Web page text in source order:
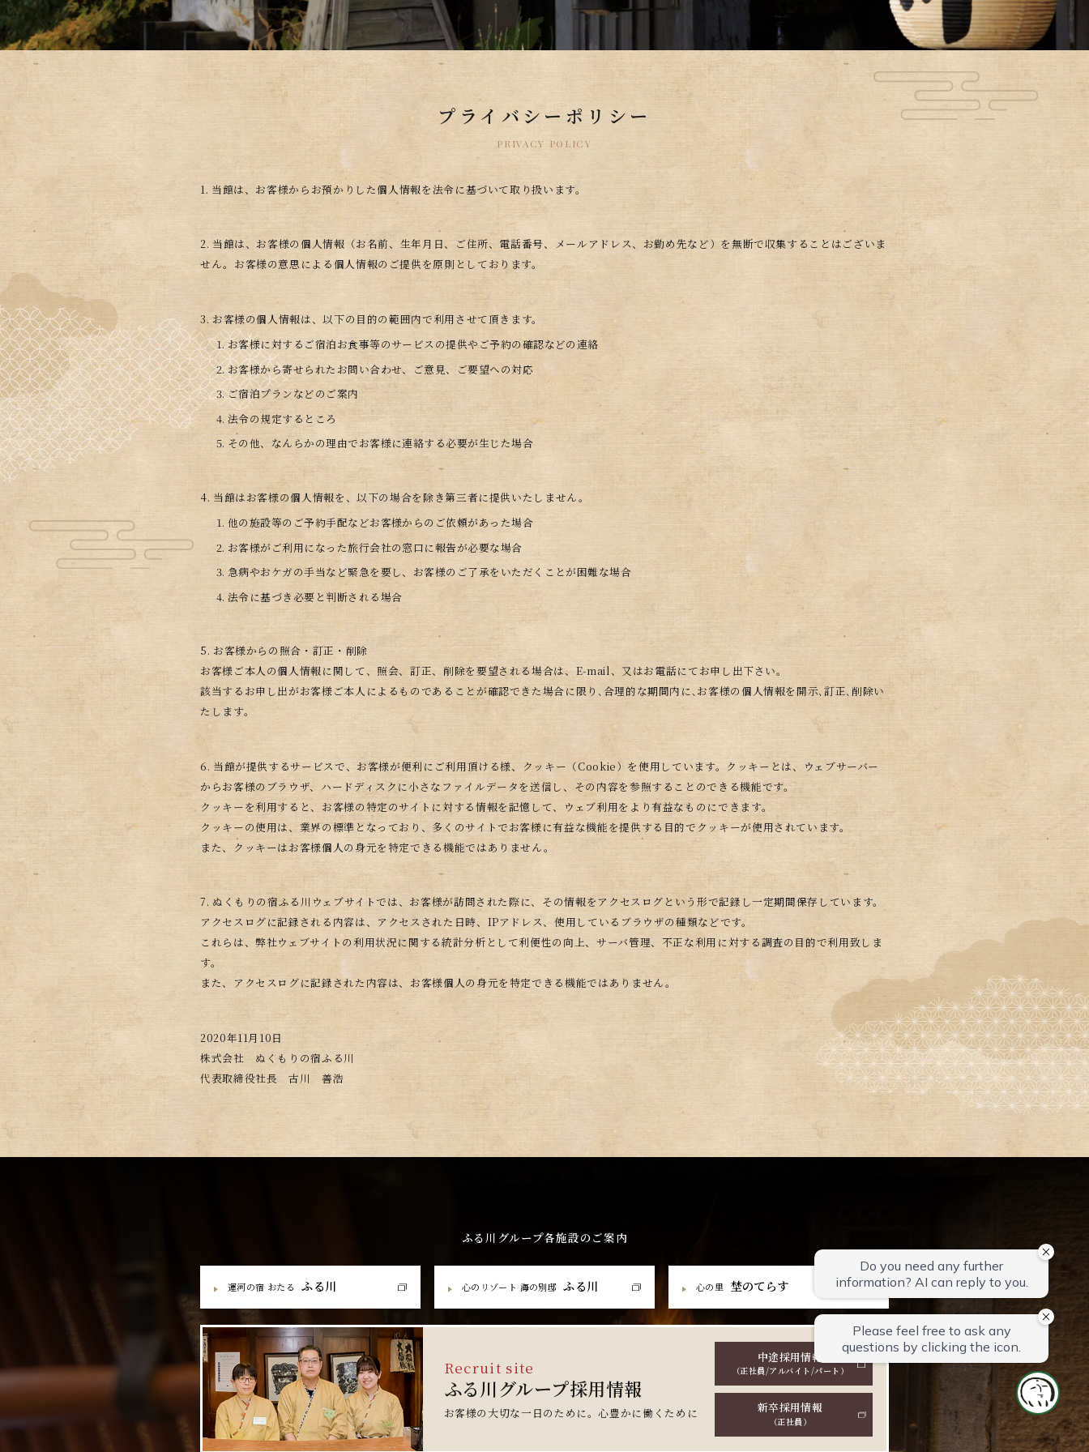
プライバシーポリシー
PRIVACY POLICY
1. 当館は、お客様からお預かりした個人情報を法令に基づいて取り扱います。
2. 当館は、お客様の個人情報（お名前、生年月日、ご住所、電話番号、メールアドレス、お勤め先など）を無断で収集することはございま
せん。お客様の意思による個人情報のご提供を原則としております。
3. お客様の個人情報は、以下の目的の範囲内で利用させて頂きます。
お客様に対するご宿泊お食事等のサービスの提供やご予約の確認などの連絡
お客様から寄せられたお問い合わせ、ご意見、ご要望への対応
ご宿泊プランなどのご案内
法令の規定するところ
その他、なんらかの理由でお客様に連絡する必要が生じた場合
4. 当館はお客様の個人情報を、以下の場合を除き第三者に提供いたしません。
他の施設等のご予約手配などお客様からのご依頼があった場合
お客様がご利用になった旅行会社の窓口に報告が必要な場合
急病やおケガの手当など緊急を要し、お客様のご了承をいただくことが困難な場合
法令に基づき必要と判断される場合
5. お客様からの照合・訂正・削除
お客様ご本人の個人情報に関して、照会、訂正、削除を要望される場合は、E-mail、又はお電話にてお申し出下さい。
該当するお申し出がお客様ご本人によるものであることが確認できた場合に限り､合理的な期間内に､お客様の個人情報を開示､訂正､削除い
たします。
6. 当館が提供するサービスで、お客様が便利にご利用頂ける様、クッキー（Cookie）を使用しています。クッキーとは、ウェブサーバー
からお客様のブラウザ、ハードディスクに小さなファイルデータを送信し、その内容を参照することのできる機能です。
クッキーを利用すると、お客様の特定のサイトに対する情報を記憶して、ウェブ利用をより有益なものにできます。
クッキーの使用は、業界の標準となっており、多くのサイトでお客様に有益な機能を提供する目的でクッキーが使用されています。
また、クッキーはお客様個人の身元を特定できる機能ではありません。
7. ぬくもりの宿ふる川ウェブサイトでは、お客様が訪問された際に、その情報をアクセスログという形で記録し一定期間保存しています。
アクセスログに記録される内容は、アクセスされた日時、IPアドレス、使用しているブラウザの種類などです。
これらは、弊社ウェブサイトの利用状況に関する統計分析として利便性の向上、サーバ管理、不正な利用に対する調査の目的で利用致しま
す。
また、アクセスログに記録された内容は、お客様個人の身元を特定できる機能ではありません。
2020年11月10日
株式会社 ぬくもりの宿ふる川
代表取締役社長 古川 善浩
ふる川グループ各施設のご案内
運河の宿 おたる ふる川 心のリゾート 海の別邸 ふる川 心の里 埜のてらす
Recruit site
ふる川グループ採用情報
お客様の大切な一日のために。心豊かに働くために
中途採用情報
（正社員/アルバイト/パート）
新卒採用情報
（正社員）